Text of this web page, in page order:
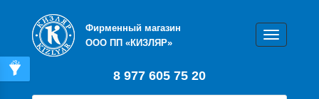
Фирменный магазин
ООО ПП «КИЗЛЯР»
8 977 605 75 20